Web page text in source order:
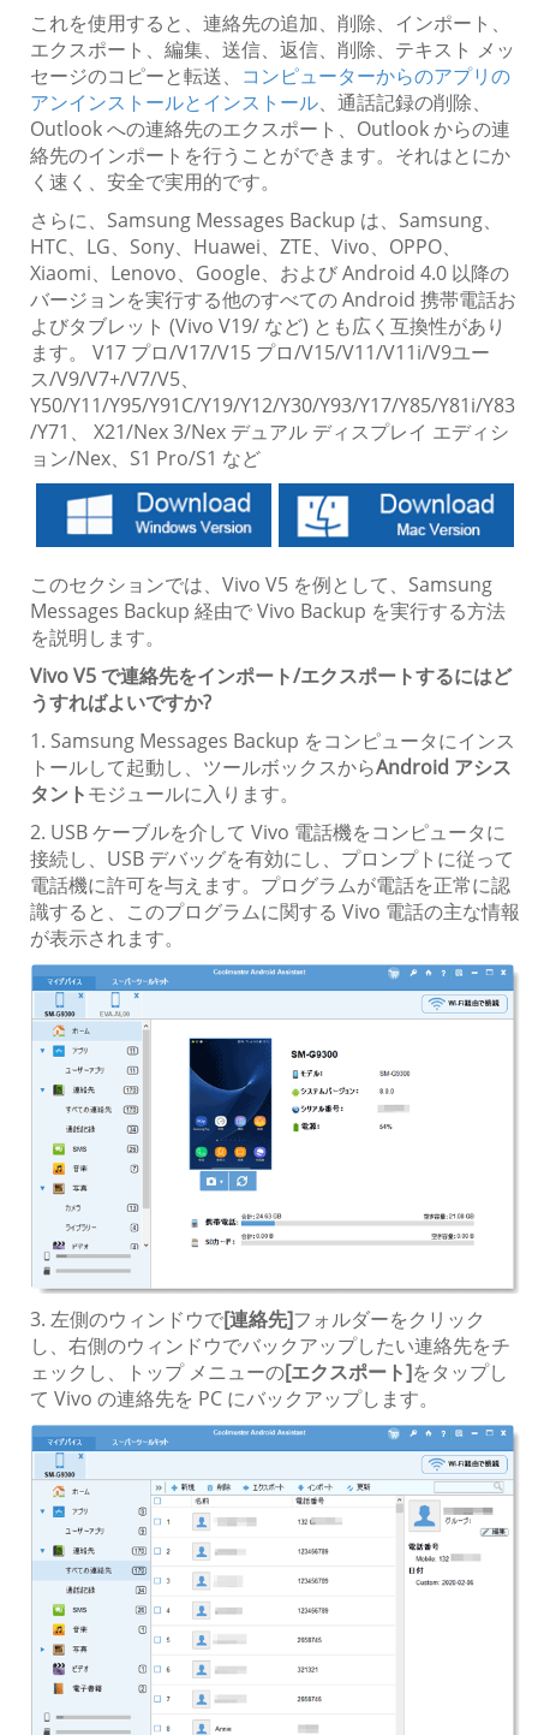
これを使用すると、連絡先の追加、削除、インポート、
エクスポート、編集、送信、返信、削除、テキスト メッ
セージのコピーと転送、 コンピューターからのアプリの
アンインストールとインストール、通話記録の削除、
Outlook への連絡先のエクスポート、Outlook からの連
絡先のインポートを行うことができます。それはとにか
く速く、安全で実用的です。
さらに、Samsung Messages Backup は、Samsung、
HTC、LG、Sony、Huawei、ZTE、Vivo、OPPO、
Xiaomi、Lenovo、Google、および Android 4.0 以降の
バージョンを実行する他のすべての Android 携帯電話お
よびタブレット (Vivo V19/ など) とも広く互換性があり
ます。 V17 プロ/V17/V15 プロ/V15/V11/V11i/V9ユー
ス/V9/V7+/V7/V5、
Y50/Y11/Y95/Y91C/Y19/Y12/Y30/Y93/Y17/Y85/Y81i/Y83
/Y71、 X21/Nex 3/Nex デュアル ディスプレイ エディシ
ョン/Nex、S1 Pro/S1 など
このセクションでは、Vivo V5 を例として、Samsung
Messages Backup 経由で Vivo Backup を実行する方法
を説明します。
Vivo V5 で連絡先をインポート/エクスポートするにはど
うすればよいですか?
1. Samsung Messages Backup をコンピュータにインス
トールして起動し、ツールボックスからAndroid アシス
タントモジュールに入ります。
2. USB ケーブルを介して Vivo 電話機をコンピュータに
接続し、USB デバッグを有効にし、プロンプトに従って
電話機に許可を与えます。プログラムが電話を正常に認
識すると、このプログラムに関する Vivo 電話の主な情報
が表示されます。
3. 左側のウィンドウで[連絡先]フォルダーをクリック
し、右側のウィンドウでバックアップしたい連絡先をチ
ェックし、トップ メニューの[エクスポート]をタップし
て Vivo の連絡先を PC にバックアップします。